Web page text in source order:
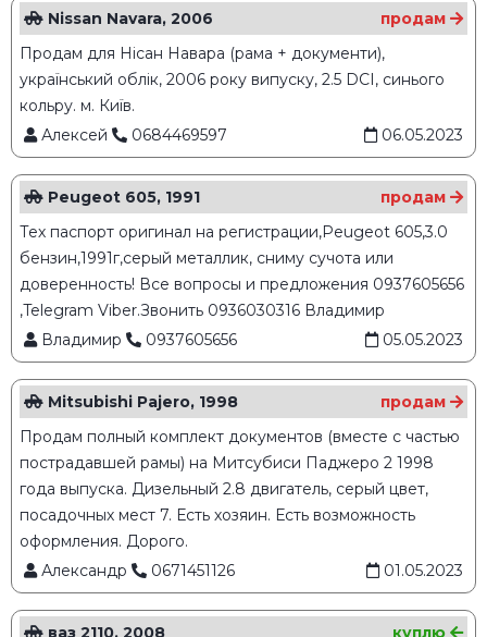
Nissan Navara, 2006
продам
Продам для Нісан Навара (рама + документи),
український облік, 2006 року випуску, 2.5 DCI, синього
кольру. м. Київ.
Алексей
0684469597 06.05.2023
Peugeot 605, 1991
продам
Тех паспорт оригинал на регистрации,Peugeot 605,3.0
бензин,1991г,серый металлик, сниму сучота или
доверенность! Все вопросы и предложения 0937605656
,Telegram Viber.Звонить 0936030316 Владимир
Владимир
0937605656 05.05.2023
Mitsubishi Pajero, 1998
продам
Продам полный комплект документов (вместе с частью
пострадавшей рамы) на Митсубиси Паджеро 2 1998
года выпуска. Дизельный 2.8 двигатель, серый цвет,
посадочных мест 7. Есть хозяин. Есть возможность
оформления. Дорого.
Александр
0671451126 01.05.2023
ваз 2110, 2008
куплю